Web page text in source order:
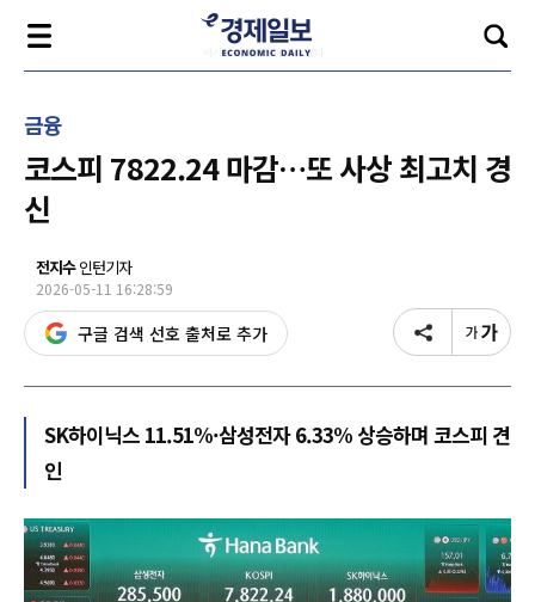
금융
코스피 7822.24 마감…또 사상 최고치 경
신
전지수인턴기자
2026-05-11 16:28:59
구글 검색 선호 출처로 추가
SK하이닉스 11.51%·삼성전자 6.33% 상승하며 코스피 견
인